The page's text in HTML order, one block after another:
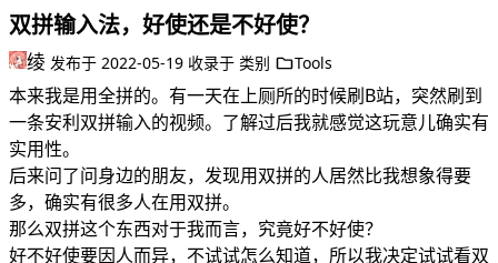
双拼输入法，好使还是不好使？
绫 发布于 2022-05-19 收录于 类别 Tools
本来我是用全拼的。有一天在上厕所的时候刷B站，突然刷到
一条安利双拼输入的视频。了解过后我就感觉这玩意儿确实有
实用性。
后来问了问身边的朋友，发现用双拼的人居然比我想象得要
多，确实有很多人在用双拼。
那么双拼这个东西对于我而言，究竟好不好使？
好不好使要因人而异，不试试怎么知道，所以我决定试试看双